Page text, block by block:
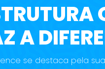
A
se destaca pela